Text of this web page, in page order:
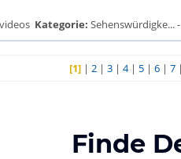
Kategorie: Sehenswürdigke...
[1]| 2| 3| 4| 5| 6| 7|
Finde